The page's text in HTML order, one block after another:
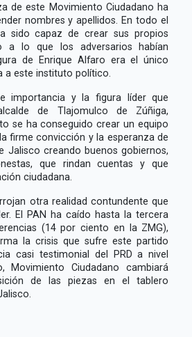
de este Movimiento Ciudadano ha
nombres y apellidos. En todo el
sido capaz de crear sus propios
a lo que los adversarios habían
de Enrique Alfaro era el único
a este instituto político.
importancia y la figura líder que
de Tlajomulco de Zúñiga,
se ha conseguido crear un equipo
firme convicción y la esperanza de
Jalisco creando buenos gobiernos,
que rindan cuentas y que
ciudadana.
otra realidad contundente que
El PAN ha caído hasta la tercera
(14 por ciento en la ZMG),
la crisis que sufre este partido
casi testimonial del PRD a nivel
Movimiento Ciudadano cambiará
de las piezas en el tablero